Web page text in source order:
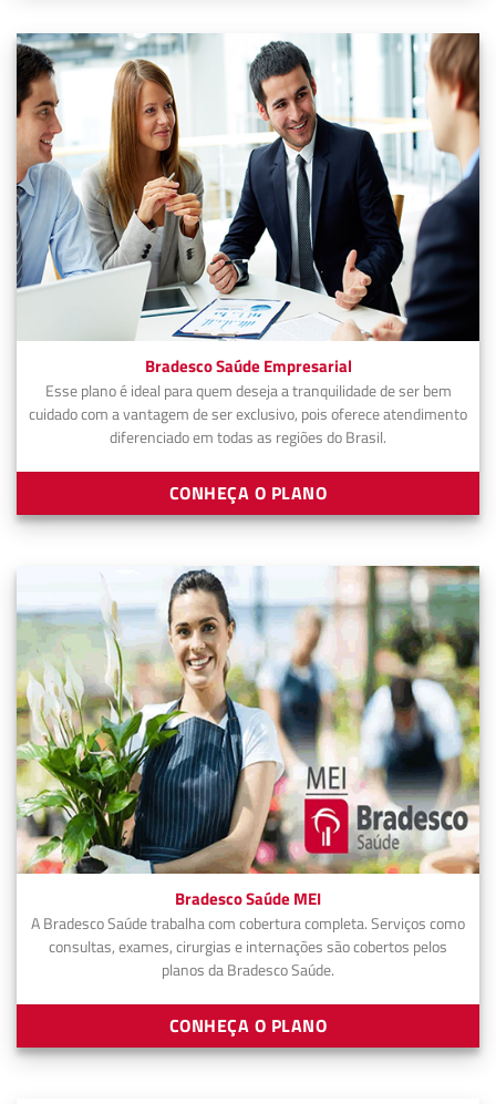
Bradesco Saúde Empresarial
Esse plano é ideal para quem deseja a tranquilidade de ser bem
cuidado com a vantagem de ser exclusivo, pois oferece atendimento
diferenciado em todas as regiões do Brasil.
CONHEÇA O PLANO
Bradesco Saúde MEI
A Bradesco Saúde trabalha com cobertura completa. Serviços como
consultas, exames, cirurgias e internações são cobertos pelos
planos da Bradesco Saúde.
CONHEÇA O PLANO